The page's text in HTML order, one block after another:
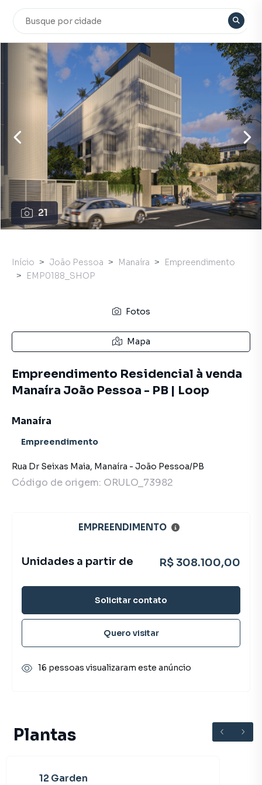
21
Plantas
12 Garden
Início João Pessoa Manaíra
Empreendimento
EMP0188_SHOP
Fotos
Mapa
Empreendimento Residencial à venda
Manaíra João Pessoa - PB | Loop
Manaíra
Empreendimento
Rua Dr Seixas Maia, Manaíra - João Pessoa/PB
Código de origem: ORULO_73982
EMPREENDIMENTO
Unidades a partir de R$ 308.100,00
Solicitar contato
Quero visitar
16 pessoas visualizaram este anúncio